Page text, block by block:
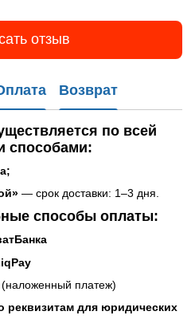
отзыв
Возврат
по всей
способами:
;
— срок доставки: 1–3 дня.
способы оплаты:
(наложенный платеж)
реквизитам для юридических